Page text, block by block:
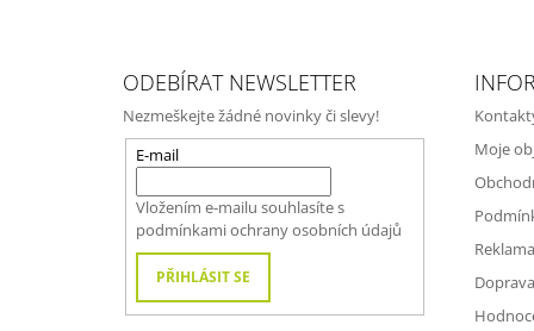
ODEBÍRAT NEWSLETTER
Nezmeškejte žádné novinky či slevy!
E-mail
Vložením e-mailu souhlasíte s
podmínkami ochrany osobních údajů
PŘIHLÁSIT SE
Moje